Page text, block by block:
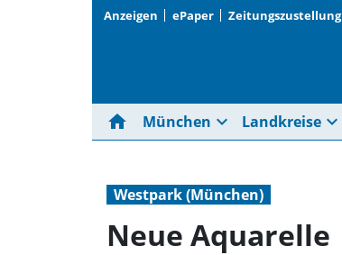
Anzeigen ePaper Zeitungszustellung
home München expand_more Landkreise expand_more
Westpark (München)
Neue Aquarelle